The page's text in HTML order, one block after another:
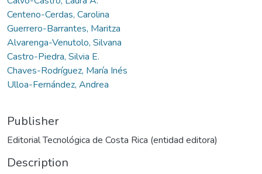
Centeno-Cerdas, Carolina
Guerrero-Barrantes, Maritza
Alvarenga-Venutolo, Silvana
Castro-Piedra, Silvia E.
Chaves-Rodríguez, María Inés
Ulloa-Fernández, Andrea
Publisher
Editorial Tecnológica de Costa Rica (entidad editora)
Description